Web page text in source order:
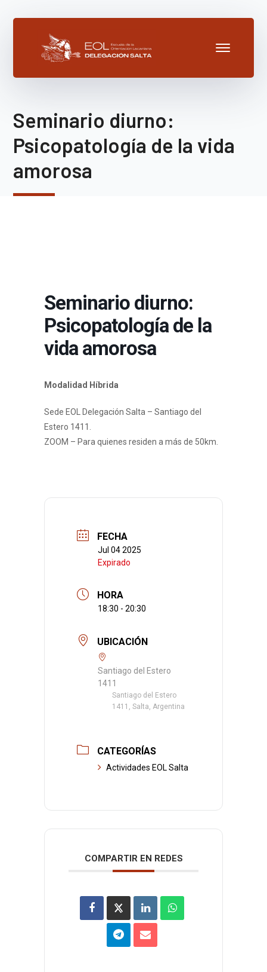
Seminario diurno:
Psicopatología de la vida
amorosa
Seminario diurno:
Psicopatología de la
vida amorosa
Modalidad Híbrida
Sede EOL Delegación Salta – Santiago del
Estero 1411.
ZOOM – Para quienes residen a más de 50km.
FECHA
Jul 04 2025
Expirado
HORA
18:30 - 20:30
UBICACIÓN
Santiago del Estero
1411
Santiago del Estero
1411, Salta, Argentina
CATEGORÍAS
Actividades EOL Salta
COMPARTIR EN REDES